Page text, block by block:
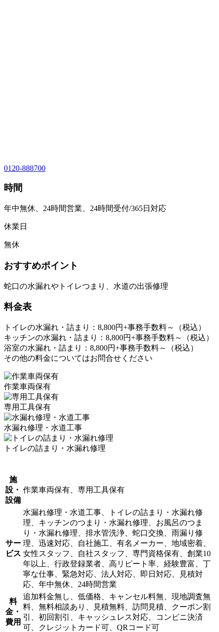
0120-888700
時間
年中無休、24時間営業、24時間受付/365日対応
休業日
無休
おすすめポイント
蛇口の水漏れやトイレつまり、水道の出張修理
料金表
トイレの水漏れ・詰まり：8,800円+事務手数料～（税込）
キッチンの水漏れ・詰まり：8,800円+事務手数料～（税込）
浴室の水漏れ・詰まり：8,800円+事務手数料～（税込）
その他の料金についてはお問合せください
作業車両保有
専用工具保有
水漏れ修理・水道工事
トイレの詰まり・水漏れ修理
施
設・
設備
作業車両保有、専用工具保有
サー
ビス
水漏れ修理・水道工事、トイレの詰まり・水漏れ修
理、キッチンのつまり・水漏れ修理、お風呂のつま
り・水漏れ修理、排水管洗浄、蛇口交換、雨漏り修
理、迅速対応、自社施工、有名メーカー、地域密着、
女性スタッフ、自社スタッフ、専門資格保有、創業10
年以上、行政登録業者、高リピート率、経験豊富、丁
寧な仕事、緊急対応、法人対応、即日対応、見積対
応、年中無休、24時間営業
料
金・
費用
追加料金無し、低価格、キャンセル料無、現地調査無
料、無料相談あり、見積無料、訪問見積、クーポン割
引、初回割引、キャッシュレス対応、コンビニ決済
可、クレジットカード可、QRコード可